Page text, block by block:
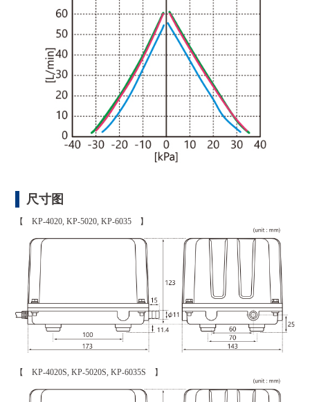
尺寸图
【 KP-4020, KP-5020, KP-6035 】
【 KP-4020S, KP-5020S, KP-6035S 】